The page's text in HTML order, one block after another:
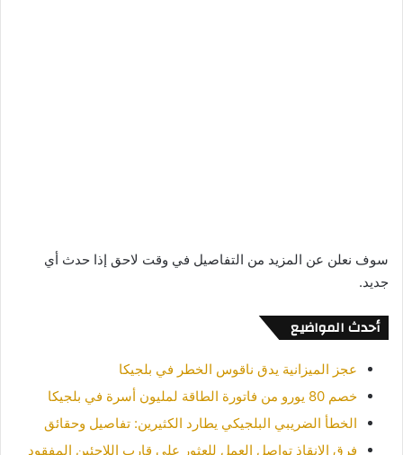
سوف نعلن عن المزيد من التفاصيل في وقت لاحق إذا حدث أي
جديد.
أحدث المواضيع
عجز الميزانية يدق ناقوس الخطر في بلجيكا
خصم 80 يورو من فاتورة الطاقة لمليون أسرة في بلجيكا
الخطأ الضريبي البلجيكي يطارد الكثيرين: تفاصيل وحقائق
فرق الإنقاذ تواصل العمل للعثور على قارب اللاجئين المفقود